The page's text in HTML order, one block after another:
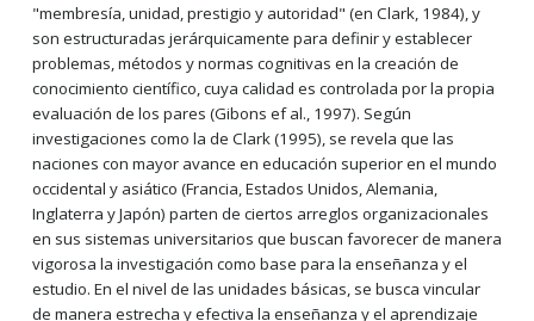
"membresía, unidad, prestigio y autoridad" (en Clark, 1984), y
son estructuradas jerárquicamente para definir y establecer
problemas, métodos y normas cognitivas en la creación de
conocimiento científico, cuya calidad es controlada por la propia
evaluación de los pares (Gibons ef al., 1997). Según
investigaciones como la de Clark (1995), se revela que las
naciones con mayor avance en educación superior en el mundo
occidental y asiático (Francia, Estados Unidos, Alemania,
Inglaterra y Japón) parten de ciertos arreglos organizacionales
en sus sistemas universitarios que buscan favorecer de manera
vigorosa la investigación como base para la enseñanza y el
estudio. En el nivel de las unidades básicas, se busca vincular
de manera estrecha y efectiva la enseñanza y el aprendizaje